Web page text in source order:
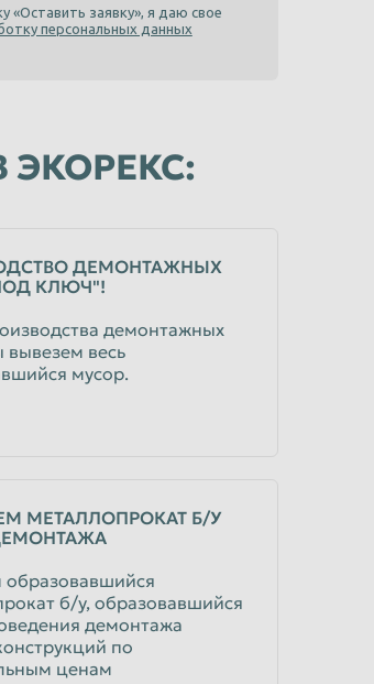
«Оставить заявку», я даю свое
персональных данных
ДЕМОНТАЖНЫХ
КЛЮЧ"!
демонтажных
вывезем весь
мусор.
МЕТАЛЛОПРОКАТ Б/У
образовавшийся
б/у, образовавшийся
демонтажа
по
ценам